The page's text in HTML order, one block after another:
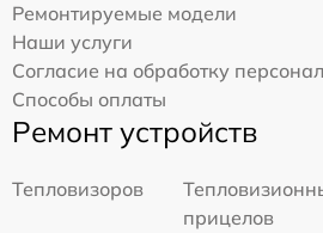
Ремонтируемые модели
Наши услуги
Согласие на обработку
Способы оплаты
Ремонт устройств
Тепловизоров
прицелов